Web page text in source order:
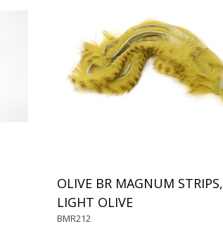
OLIVE BR MAGNUM STRIPS,
LIGHT OLIVE
BMR212